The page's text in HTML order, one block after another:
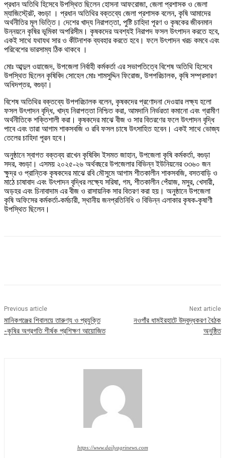
প্রধান অতিথি হিসেবে উপস্থিত ছিলেন হোসনা আফরোজা, জেলা প্রশাসক ও জেলা
ম্যাজিস্ট্রেট, বগুড়া । প্রধান অতিথির বক্তব্যে জেলা প্রশাসক বলেন, কৃষি আমাদের
অর্থনীতির মূল ভিত্তি। দেশের খাদ্য নিরাপত্তা, পুষ্টি চাহিদা পূরণ ও কৃষকের জীবনমান
উন্নয়নে কৃষির ভূমিকা অপরিসীম। কৃষকদের অবশ্যই নিরাপদ ফসল উৎপাদন করতে হবে,
একই সাথে যথাযথ সার ও কীটনাশক ব্যবহার করতে হবে। ফলে উৎপাদন খরচ কমবে এবং
পরিবেশের ভারসাম্য ঠিক থাকবে ।
মোঃ আব্দুল ওয়াজেদ, উপজেলা নির্বাহী কর্মকর্তা এর সভাপতিত্বে বিশেষ অতিথি হিসেবে
উপস্থিত ছিলেন কৃষিবিদ সোহেল মোঃ শামসুদ্দিন ফিরোজ, উপপরিচালক, কৃষি সম্প্রসারণ
অধিদপ্তর, বগুড়া।
বিশেষ অতিথির বক্তব্যে উপপরিচালক বলেন, কৃষকদের প্রণোদনা দেওয়ার লক্ষ্য হলো
ফসল উৎপাদন বৃদ্ধি, খাদ্য নিরাপত্তা নিশ্চিত করা, আমদানি নির্ভরতা কমানো এবং গ্রামীণ
অর্থনীতিকে শক্তিশালী করা। কৃষকদের মাঝে বীজ ও সার বিতরণের ফলে উৎপাদন বৃদ্ধি
পাবে এবং তারা আগাম শাকসবজি ও রবি ফসল চাষে উৎসাহিত হবেন। একই সাথে ভোজ্য
তেলের চাহিদা পূরন হবে।
অনুষ্ঠানে স্বাগত বক্তব্য রাখেন কৃষিবিদ ইসমত জাহান, উপজেলা কৃষি কর্মকর্তা, বগুড়া
সদর, বগুড়া। এসময় ২০২৫-২৬ অর্থবছরে উপজেলার বিভিন্ন ইউনিয়নের ৩৩৬০ জন
ক্ষুদ্র ও প্রান্তিক কৃষকদের মাঝে রবি মৌসুমে আগাম শীতকালীন শাকসবজি, বসতবাড়ি ও
মাঠে চাষাবাদ এবং উৎপাদন বৃদ্ধির লক্ষ্যে সরিষা, গম, শীতকালীন পেঁয়াজ, মসুর, খেসারী,
অড়হর এবং চিনাবাদাম এর বীজ ও রাসায়নিক সার বিতরণ করা হয়। অনুষ্ঠানে উপজেলা
কৃষি অফিসের কর্মকর্তা-কর্মচারী, স্থানীয় জনপ্রতিনিধি ও বিভিন্ন এলাকার কৃষক-কৃষাণী
উপস্থিত ছিলেন।
Previous article
মানিকগঞ্জের শিবালয়ে তারুণ্য ও প্রযুক্তি
-কৃষির অগ্রগতি শীর্ষক প্রশিক্ষণ আয়োজিত
Next article
নওগাঁর ধামইরহাটে উদ্বুদ্ধকরণ বৈঠক
অনুষ্ঠিত
https://www.dailyagrinews.com